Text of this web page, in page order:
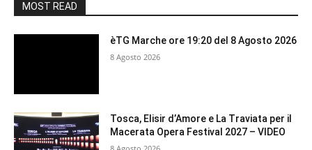
MOST READ
èTG Marche ore 19:20 del 8 Agosto 2026
8 Agosto 2026
Tosca, Elisir d’Amore e La Traviata per il
Macerata Opera Festival 2027 – VIDEO